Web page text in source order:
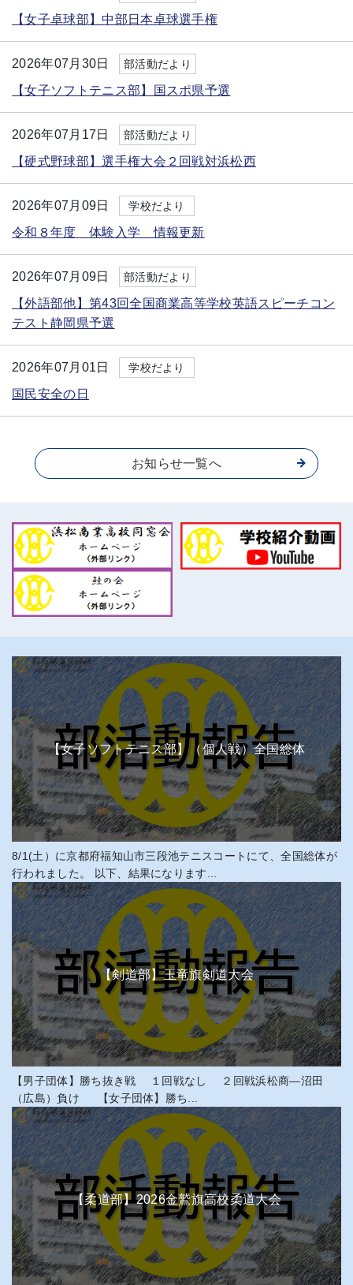
【女子卓球部】中部日本卓球選手権
2026年07月30日 部活動だより
【女子ソフトテニス部】国スポ県予選
2026年07月17日 部活動だより
【硬式野球部】選手権大会２回戦対浜松西
2026年07月09日 学校だより
令和８年度 体験入学 情報更新
2026年07月09日 部活動だより
【外語部他】第43回全国商業高等学校英語スピーチコン
テスト静岡県予選
2026年07月01日 学校だより
国民安全の日
お知らせ一覧へ
【女子ソフトテニス部】（個人戦）全国総体
8/1(土）に京都府福知山市三段池テニスコートにて、全国総体が
行われました。 以下、結果になります...
【剣道部】玉竜旗剣道大会
【男子団体】勝ち抜き戦 １回戦なし ２回戦浜松商―沼田
（広島）負け 【女子団体】勝ち...
【柔道部】2026金鷲旗高校柔道大会